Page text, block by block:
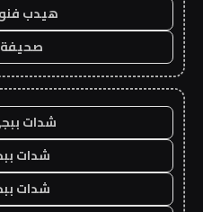
هيدب
صحيفة
شدات
شدات
شدات